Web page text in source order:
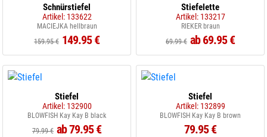
Schnürstiefel
Artikel: 133622
MACIEJKA hellbraun
159.95 € 149.95 €
Stiefelette
Artikel: 133217
RIEKER braun
69.99 € ab 69.95 €
Stiefel
Artikel: 132900
BLOWFISH Kay Kay B black
79.99 € ab 79.95 €
Stiefel
Artikel: 132899
BLOWFISH Kay Kay B brown
79.95 €